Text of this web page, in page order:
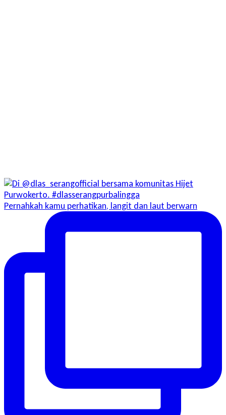
Pernahkah kamu perhatikan, langit dan laut berwarn